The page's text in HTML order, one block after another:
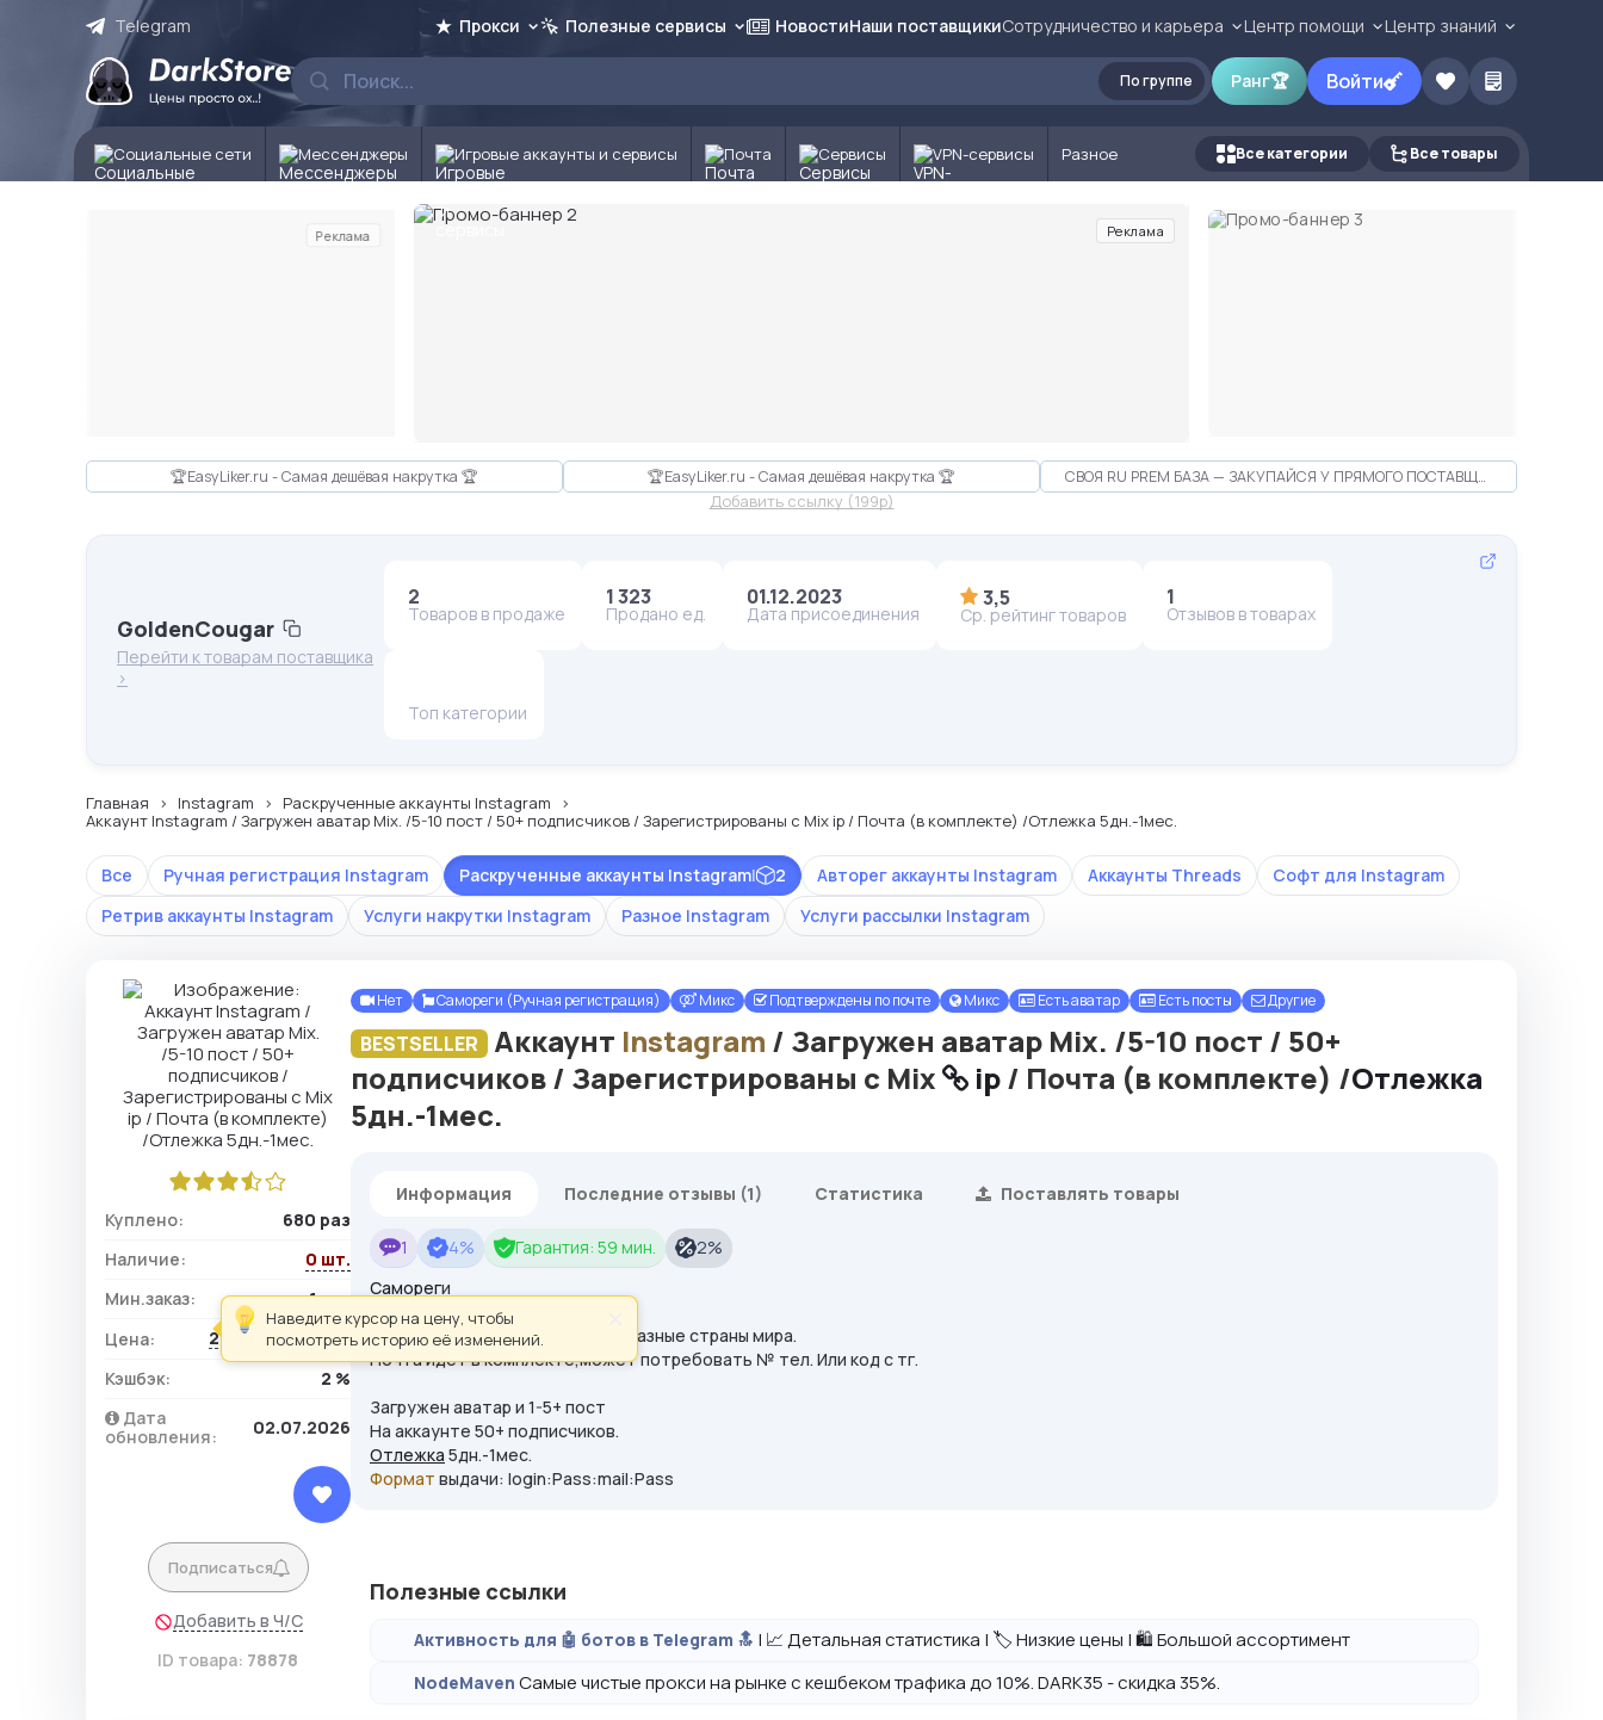
Telegram Прокси Полезные сервисы НовостиНаши поставщикиСотрудничество и карьера Центр помощи Центр знаний
По группе Ранг🏆 Войти
Социальные сети Мессенджеры Игровые аккаунты и сервисы Почта Сервисы VPN-сервисы Разное Все категории Все товары
Реклама Реклама
🏆EasyLiker.ru - Самая дешёвая накрутка 🏆 🏆EasyLiker.ru - Самая дешёвая накрутка 🏆 СВОЯ RU PREM БАЗА — ЗАКУПАЙСЯ У ПРЯМОГО ПОСТАВЩИКА
Добавить ссылку (199p)
GoldenCougar
Перейти к товарам поставщика
>
2
Товаров в продаже
1 323
Продано ед.
01.12.2023
Дата присоединения
3,5
Ср. рейтинг товаров
1
Отзывов в товарах
Топ категории
Главная Instagram
Раскрученные аккаунты Instagram
Аккаунт Instagram / Загружен аватар Mix. /5-10 пост / 50+ подписчиков / Зарегистрированы с Mix ip / Почта (в комплекте) /Отлежка 5дн.-1мес.
Все Ручная регистрация Instagram Раскрученные аккаунты Instagram| 2 Авторег аккаунты Instagram Аккаунты Threads
Софт для Instagram
Ретрив аккаунты Instagram
Услуги накрутки Instagram Разное Instagram Услуги рассылки Instagram
Куплено:
680 раз
Наличие:
0 шт.
Мин.заказ:
1 шт.
Цена:
217,50 ₽ / шт.
Кэшбэк:
2 %
Дата
обновления:
02.07.2026
Подписаться
Добавить в Ч/С
ID товара: 78878
Нет Самореги (Ручная регистрация) Микс Подтверждены по почте Микс Есть аватар Есть посты Другие
BESTSELLER Аккаунт Instagram / Загружен аватар Mix. /5-10 пост / 50+
подписчиков / Зарегистрированы с Mix
ip/ Почта (в комплекте) /Отлежка
5дн.-1мес.
Информация Последние отзывы (1) Статистика Поставлять товары
1 4% Гарантия: 59 мин.
2%
Самореги
Зарегистрированы с mix
. Разные страны мира.
Почта идет в комплекте,может потребовать № тел. Или код с тг.
Загружен аватар и 1-5+ пост
На аккаунте 50+ подписчиков.
Отлежка 5дн.-1мес.
Формат выдачи: login:Pass:mail:Pass
Полезные ссылки
Активность для 🤖 ботов в Telegram 🔝 | 📈 Детальная статистика | 🏷️ Низкие цены | 🛍️ Большой ассортимент
NodeMaven Самые чистые прокси на рынке с кешбеком трафика до 10%. DARK35 - скидка 35%.
Наведите курсор на цену, чтобы
посмотреть историю её изменений.